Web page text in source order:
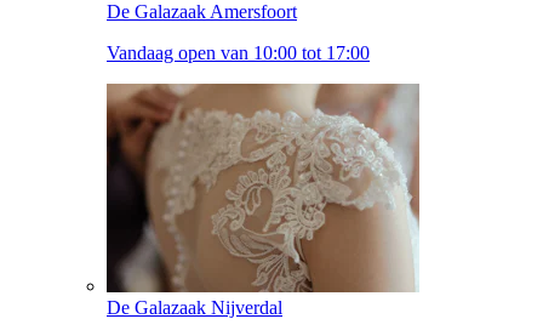
De Galazaak Amersfoort
Vandaag open van 10:00 tot 17:00
De Galazaak Nijverdal